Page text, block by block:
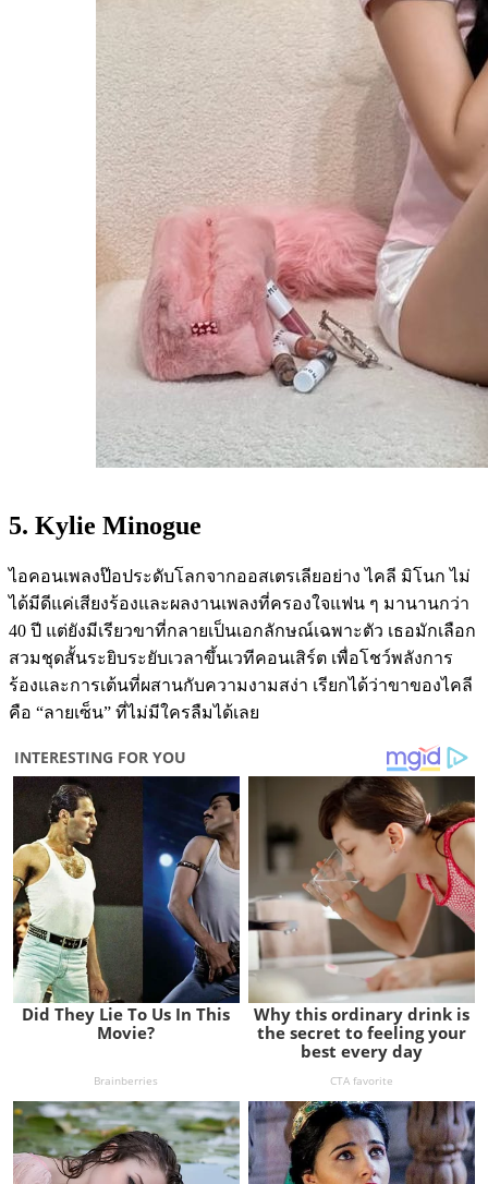
5. Kylie Minogue
ไอคอนเพลงป๊อประดับโลกจากออสเตรเลียอย่าง ไคลี มิโนก ไม่
ได้มีดีแค่เสียงร้องและผลงานเพลงที่ครองใจแฟน ๆ มานานกว่า
40 ปี แต่ยังมีเรียวขาที่กลายเป็นเอกลักษณ์เฉพาะตัว เธอมักเลือก
สวมชุดสั้นระยิบระยับเวลาขึ้นเวทีคอนเสิร์ต เพื่อโชว์พลังการ
ร้องและการเต้นที่ผสานกับความงามสง่า เรียกได้ว่าขาของไคลี
คือ “ลายเซ็น” ที่ไม่มีใครลืมได้เลย